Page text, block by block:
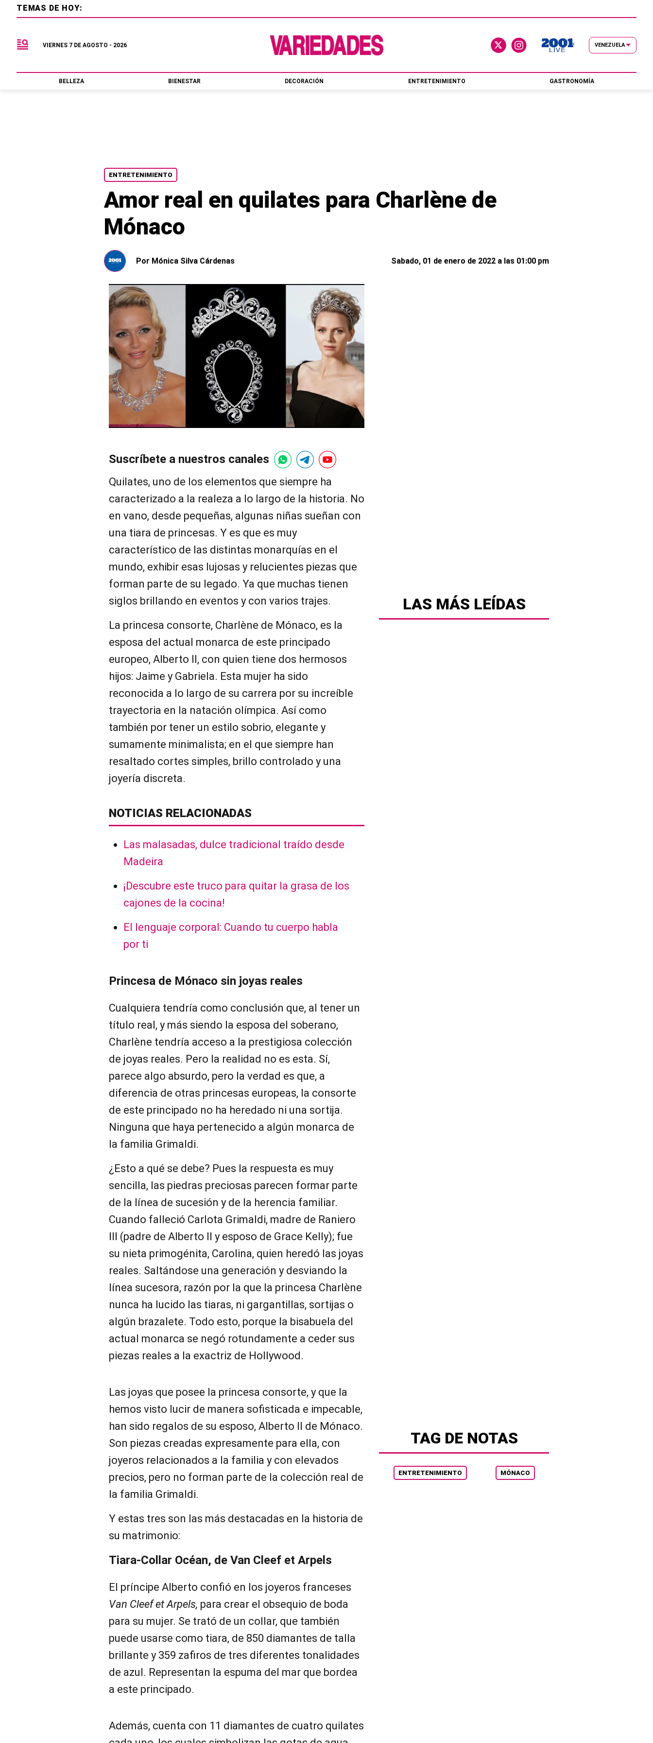
ENTRETENIMIENTO
Amor real en quilates para Charlène de
Mónaco
Por Mónica Silva Cárdenas Sabado, 01 de enero de 2022 a las 01:00 pm
Suscríbete a nuestros canales
Quilates, uno de los elementos que siempre ha
caracterizado a la realeza a lo largo de la historia. No
en vano, desde pequeñas, algunas niñas sueñan con
una tiara de princesas. Y es que es muy
característico de las distintas monarquías en el
mundo, exhibir esas lujosas y relucientes piezas que
forman parte de su legado. Ya que muchas tienen
siglos brillando en eventos y con varios trajes.
La princesa consorte, Charlène de Mónaco, es la
esposa del actual monarca de este principado
europeo, Alberto II, con quien tiene dos hermosos
hijos: Jaime y Gabriela. Esta mujer ha sido
reconocida a lo largo de su carrera por su increíble
trayectoria en la natación olímpica. Así como
también por tener un estilo sobrio, elegante y
sumamente minimalista; en el que siempre han
resaltado cortes simples, brillo controlado y una
joyería discreta.
NOTICIAS RELACIONADAS
Las malasadas, dulce tradicional traído desde
Madeira
¡Descubre este truco para quitar la grasa de los
cajones de la cocina!
El lenguaje corporal: Cuando tu cuerpo habla
por ti
Princesa de Mónaco sin joyas reales
Cualquiera tendría como conclusión que, al tener un
título real, y más siendo la esposa del soberano,
Charlène tendría acceso a la prestigiosa colección
de joyas reales. Pero la realidad no es esta. Sí,
parece algo absurdo, pero la verdad es que, a
diferencia de otras princesas europeas, la consorte
de este principado no ha heredado ni una sortija.
Ninguna que haya pertenecido a algún monarca de
la familia Grimaldi.
¿Esto a qué se debe? Pues la respuesta es muy
sencilla, las piedras preciosas parecen formar parte
de la línea de sucesión y de la herencia familiar.
Cuando falleció Carlota Grimaldi, madre de Raniero
III (padre de Alberto II y esposo de Grace Kelly); fue
su nieta primogénita, Carolina, quien heredó las joyas
reales. Saltándose una generación y desviando la
línea sucesora, razón por la que la princesa Charlène
nunca ha lucido las tiaras, ni gargantillas, sortijas o
algún brazalete. Todo esto, porque la bisabuela del
actual monarca se negó rotundamente a ceder sus
piezas reales a la exactriz de Hollywood.
Las joyas que posee la princesa consorte, y que la
hemos visto lucir de manera sofisticada e impecable,
han sido regalos de su esposo, Alberto II de Mónaco.
Son piezas creadas expresamente para ella, con
joyeros relacionados a la familia y con elevados
precios, pero no forman parte de la colección real de
la familia Grimaldi.
Y estas tres son las más destacadas en la historia de
su matrimonio:
Tiara-Collar Océan, de Van Cleef et Arpels
El príncipe Alberto confió en los joyeros franceses
Van Cleef et Arpels, para crear el obsequio de boda
para su mujer. Se trató de un collar, que también
puede usarse como tiara, de 850 diamantes de talla
brillante y 359 zafiros de tres diferentes tonalidades
de azul. Representan la espuma del mar que bordea
a este principado.
Además, cuenta con 11 diamantes de cuatro quilates
LAS MÁS LEÍDAS
TAG DE NOTAS
ENTRETENIMIENTO MÓNACO
TEMAS DE HOY:
VIERNES 7 DE AGOSTO - 2026 VENEZUELA
BELLEZA BIENESTAR DECORACIÓN ENTRETENIMIENTO GASTRONOMÍA